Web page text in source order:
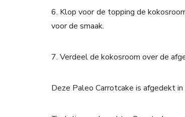
6. Klop voor de topping de
voor de smaak.
7. Verdeel de kokosroom over de
Deze Paleo Carrotcake is afgedekt